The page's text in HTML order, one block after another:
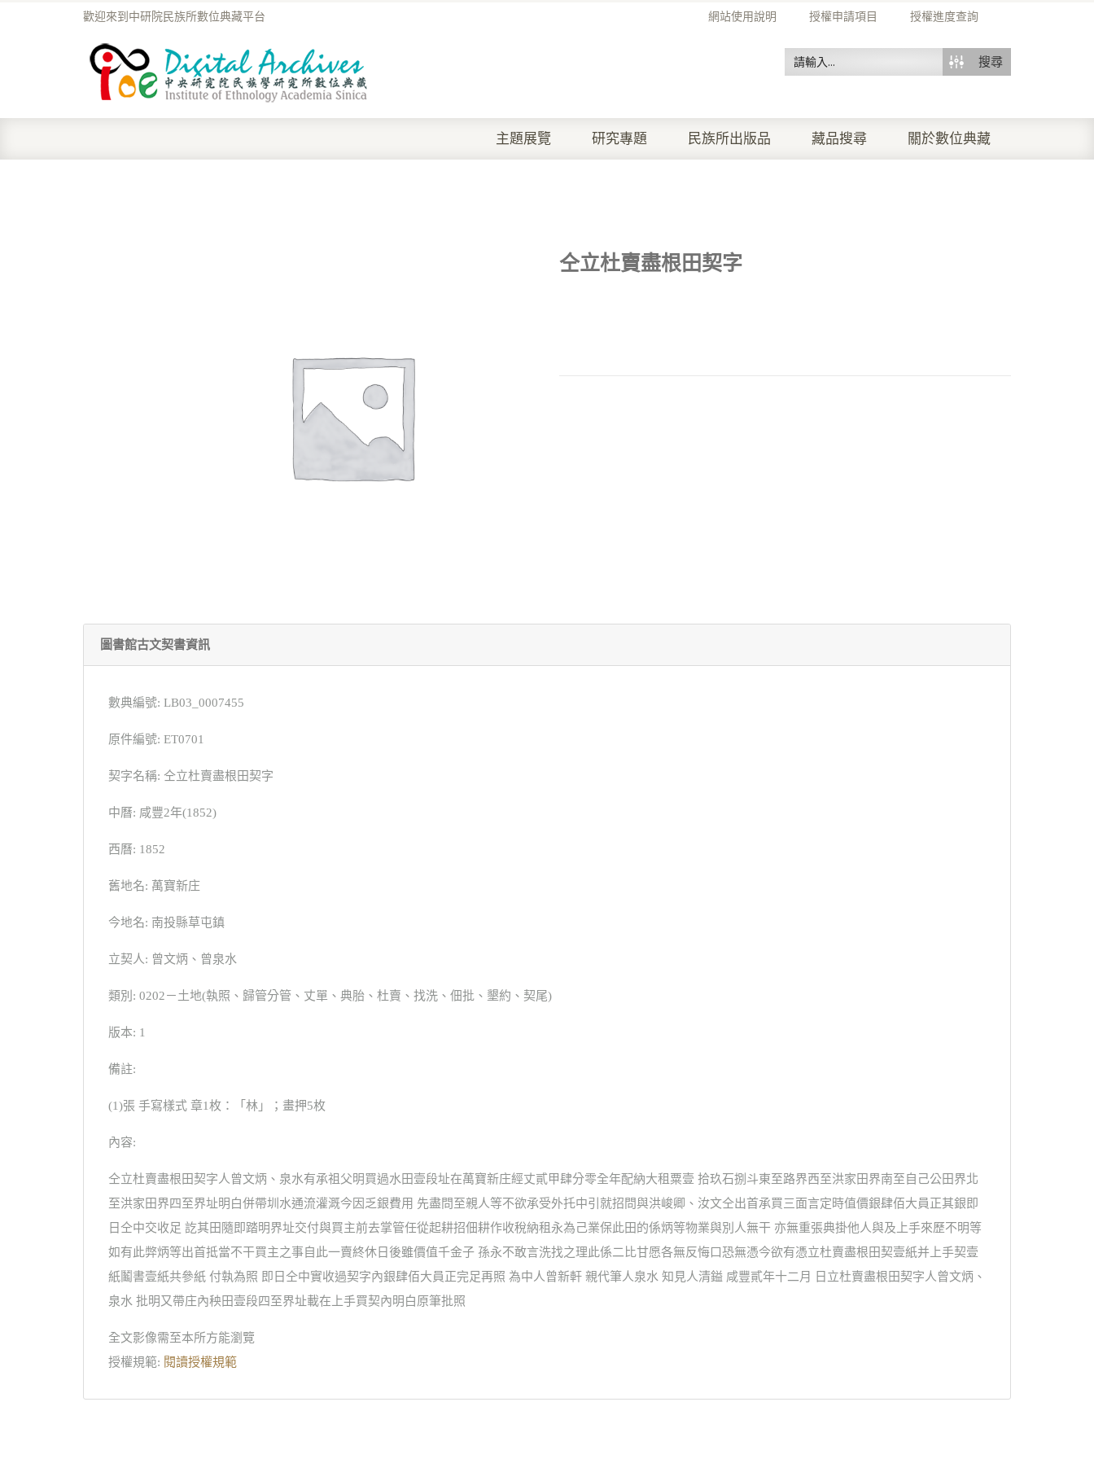
網站使用說明 授權申請項目 授權進度查詢
歡迎來到中研院民族所數位典藏平台
搜尋
主題展覽 研究專題 民族所出版品 藏品搜尋 關於數位典藏
仝立杜賣盡根田契字
圖書館古文契書資訊
數典編號: LB03_0007455
原件編號: ET0701
契字名稱: 仝立杜賣盡根田契字
中曆: 咸豐2年(1852)
西曆: 1852
舊地名: 萬寶新庄
今地名: 南投縣草屯鎮
立契人: 曾文炳、曾泉水
類別: 0202－土地(執照、歸管分管、丈單、典胎、杜賣、找洗、佃批、墾約、契尾)
版本: 1
備註:
(1)張 手寫樣式 章1枚：「林」；畫押5枚
內容:
仝立杜賣盡根田契字人曾文炳、泉水有承祖父明買過水田壹段址在萬寶新庄經丈貳甲肆分零全年配納大租粟壹 拾玖石捌斗東至路界西至洪家田界南至自己公田界北
至洪家田界四至界址明白併帶圳水通流灌溉今因乏銀費用 先盡問至親人等不欲承受外托中引就招問與洪峻卿、汝文仝出首承買三面言定時值價銀肆佰大員正其銀即
日仝中交收足 訖其田隨即踏明界址交付與買主前去掌管任從起耕招佃耕作收稅納租永為己業保此田的係炳等物業與別人無干 亦無重張典掛他人與及上手來歷不明等
如有此弊炳等出首抵當不干買主之事自此一賣終休日後雖價值千金子 孫永不敢言洗找之理此係二比甘愿各無反悔口恐無憑今欲有憑立杜賣盡根田契壹紙并上手契壹
紙鬮書壹紙共參紙 付執為照 即日仝中實收過契字內銀肆佰大員正完足再照 為中人曾新軒 親代筆人泉水 知見人清鎰 咸豐貳年十二月 日立杜賣盡根田契字人曾文炳、
泉水 批明又帶庄內秧田壹段四至界址載在上手買契內明白原筆批照
全文影像需至本所方能瀏覽
授權規範: 閱讀授權規範